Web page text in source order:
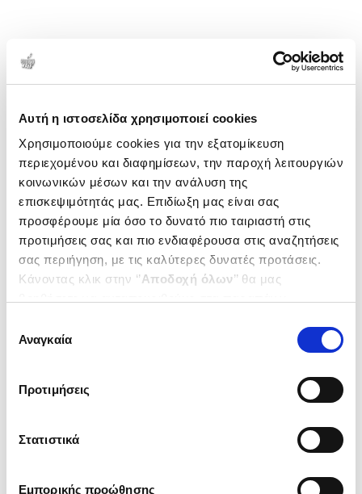
Αυτή η ιστοσελίδα χρησιμοποιεί cookies
Χρησιμοποιούμε cookies για την εξατομίκευση
περιεχομένου και διαφημίσεων, την παροχή λειτουργιών
κοινωνικών μέσων και την ανάλυση της
επισκεψιμότητάς μας. Επιδίωξη μας είναι σας
προσφέρουμε μία όσο το δυνατό πιο ταιριαστή στις
προτιμήσεις σας και πιο ενδιαφέρουσα στις αναζητήσεις
σας περιήγηση, με τις καλύτερες δυνατές προτάσεις.
Κάνοντας κλικ στην ‘’Αποδοχή όλων’’ θα μας
ενδιαφέρουν και να επιλέξετε από τα παρακάτω με την
΄΄και να ενημερωθείτε σχετικά με
συγκατάθεσης
Αναγκαία
Προτιμήσεις
Στατιστικά
Εμπορικής προώθησης